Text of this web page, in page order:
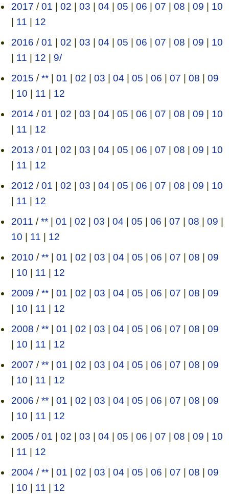
2017 /01 | 02 | 03 | 04 | 05 | 06 | 07 | 08 | 09 | 10
| 11 | 12
2016 /01 | 02 | 03 | 04 | 05 | 06 | 07 | 08 | 09 | 10
| 11 | 12 | 9/
2015 /**| 01 | 02 | 03 | 04 | 05 | 06 | 07 | 08 | 09
| 10 | 11 | 12
2014 /01 | 02 | 03 | 04 | 05 | 06 | 07 | 08 | 09 | 10
| 11 | 12
2013 /01 | 02 | 03 | 04 | 05 | 06 | 07 | 08 | 09 | 10
| 11 | 12
2012 /01 | 02 | 03 | 04 | 05 | 06 | 07 | 08 | 09 | 10
| 11 | 12
2011 /**| 01 | 02 | 03 | 04 | 05 | 06 | 07 | 08 | 09 |
10 | 11 | 12
2010 /**| 01 | 02 | 03 | 04 | 05 | 06 | 07 | 08 | 09
| 10 | 11 | 12
2009 /**| 01 | 02 | 03 | 04 | 05 | 06 | 07 | 08 | 09
| 10 | 11 | 12
2008 /**| 01 | 02 | 03 | 04 | 05 | 06 | 07 | 08 | 09
| 10 | 11 | 12
2007 /**| 01 | 02 | 03 | 04 | 05 | 06 | 07 | 08 | 09
| 10 | 11 | 12
2006 /**| 01 | 02 | 03 | 04 | 05 | 06 | 07 | 08 | 09
| 10 | 11 | 12
2005 /01 | 02 | 03 | 04 | 05 | 06 | 07 | 08 | 09 | 10
| 11 | 12
2004 /**| 01 | 02 | 03 | 04 | 05 | 06 | 07 | 08 | 09
| 10 | 11 | 12